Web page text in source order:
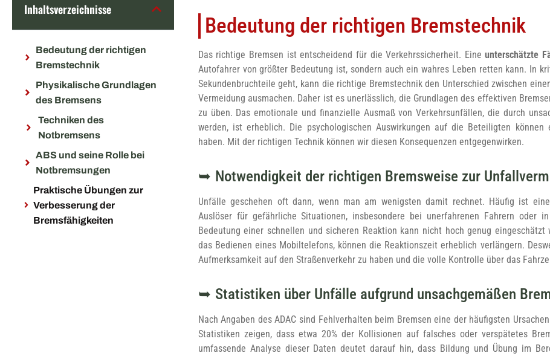
Inhaltsverzeichnisse
Bedeutung der richtigen
Bremstechnik
Physikalische Grundlagen
des Bremsens
Techniken des
Notbremsens
ABS und seine Rolle bei
Notbremsungen
Praktische Übungen zur
Verbesserung der
Bremsfähigkeiten
Bedeutung der richtigen Bremstechnik
Das richtige Bremsen ist entscheidend für die Verkehrssicherheit. Eineunterschätzte
Autofahrer von größter Bedeutung ist, sondern auch ein wahres Leben retten kann. In
Sekundenbruchteile geht, kann die richtige Bremstechnik den Unterschied zwischen
Vermeidung ausmachen. Daher ist es unerlässlich, die Grundlagen des effektiven
zu üben. Das emotionale und finanzielle Ausmaß von Verkehrsunfällen, die durch
werden, ist erheblich. Die psychologischen Auswirkungen auf die Beteiligten können
haben. Mit der richtigen Technik können wir diesen Konsequenzen entgegenwirken.
Notwendigkeit der richtigen Bremsweise zur
Unfälle geschehen oft dann, wenn man am wenigsten damit rechnet. Häufig ist
Auslöser für gefährliche Situationen, insbesondere bei unerfahrenen Fahrern oder
Bedeutung einer schnellen und sicheren Reaktion kann nicht hoch genug eingeschätzt
das Bedienen eines Mobiltelefons, können die Reaktionszeit erheblich verlängern.
Aufmerksamkeit auf den Straßenverkehr zu haben und die volle Kontrolle über das
Statistiken über Unfälle aufgrund unsachgemäßen
Nach Angaben des ADAC sind Fehlverhalten beim Bremsen eine der häufigsten
Statistiken zeigen, dass etwa 20% der Kollisionen auf falsches oder verspätetes
umfassende Analyse dieser Daten deutet darauf hin, dass Bildung und Übung im